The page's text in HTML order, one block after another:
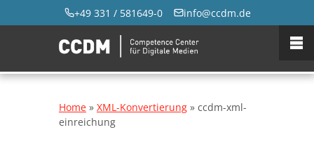
+49 331 / 581649-0 info@ccdm.de
Home » XML-Konvertierung » ccdm-xml-
einreichung